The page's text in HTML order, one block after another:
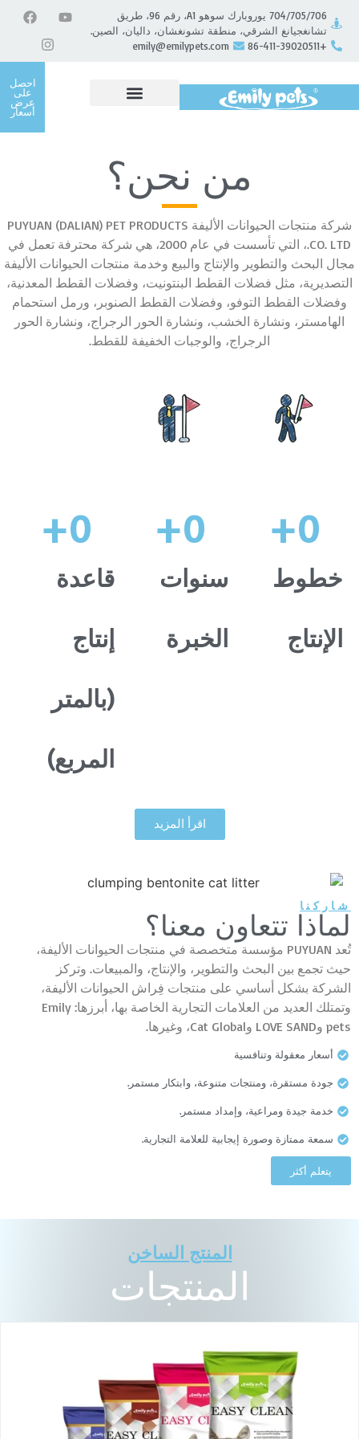
704/705/706 يوروبارك سوهو A1، رقم 96، طريق
تشانغجيانغ الشرقي، منطقة تشونغشان، داليان، الصين.
+86-411-39020511
emily@emilypets.com
احصل
على
عرض
أسعار
من نحن؟
شركة منتجات الحيوانات الأليفة PUYUAN (DALIAN) PET PRODUCTS
CO. LTD.، التي تأسست في عام 2000، هي شركة محترفة تعمل في
مجال البحث والتطوير والإنتاج والبيع وخدمة منتجات الحيوانات الأليفة
التصديرية، مثل فضلات القطط البنتونيت، وفضلات القطط المعدنية،
وفضلات القطط التوفو، وفضلات القطط الصنوبر، ورمل استحمام
الهامستر، ونشارة الخشب، ونشارة الحور الرجراج، ونشارة الحور
الرجراج، والوجبات الخفيفة للقطط.
خطوط
الإنتاج
0
+
سنوات
الخبرة
0
+
قاعدة
إنتاج
(بالمتر
المربع)
0
+
اقرأ المزيد
شاركنا
لماذا تتعاون معنا؟
تُعد PUYUAN مؤسسة متخصصة في منتجات الحيوانات الأليفة،
حيث تجمع بين البحث والتطوير، والإنتاج، والمبيعات. وتركز
الشركة بشكل أساسي على منتجات فِراش الحيوانات الأليفة،
وتمتلك العديد من العلامات التجارية الخاصة بها، أبرزها: Emily
pets وLOVE SAND وCat Global، وغيرها.
أسعار معقولة وتنافسية
جودة مستقرة، ومنتجات متنوعة، وابتكار مستمر.
خدمة جيدة ومراعية، وإمداد مستمر.
سمعة ممتازة وصورة إيجابية للعلامة التجارية.
يتعلم أكثر
المنتج الساخن
المنتجات